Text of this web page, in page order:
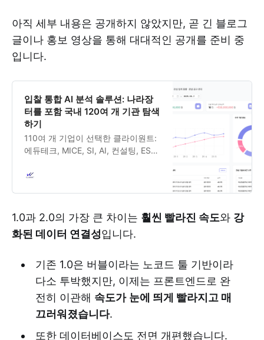
아직 세부 내용은 공개하지 않았지만, 곧 긴 블로그
글이나 홍보 영상을 통해 대대적인 공개를 준비 중
입니다.
입찰 통합 AI 분석 솔루션: 나라장
터를 포함 국내 120여 개 기관 탐색
하기
110여 개 기업이 선택한 클라이원트:
에듀테크, MICE, SI, AI, 컨설팅, ESG
1.0과 2.0의 가장 큰 차이는 훨씬 빨라진 속도와 강
화된 데이터 연결성입니다.
기존 1.0은 버블이라는 노코드 툴 기반이라
다소 투박했지만, 이제는 프론트엔드로 완
전히 이관해 속도가 눈에 띄게 빨라지고 매
끄러워졌습니다.
또한 데이터베이스도 전면 개편했습니다.